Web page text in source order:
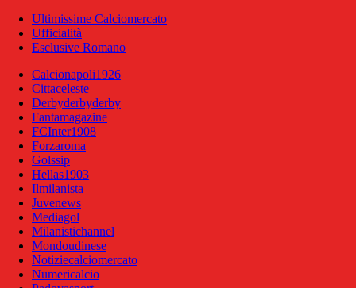
Ultimissime Calciomercato
Ufficialità
Esclusive Romano
Calcionapoli1926
Cittaceleste
Derbyderbyderby
Fantamagazine
FCInter1908
Forzaroma
Golssip
Hellas1903
Ilmilanista
Juvenews
Mediagol
Milanistichannel
Mondoudinese
Notiziecalciomercato
Numericalcio